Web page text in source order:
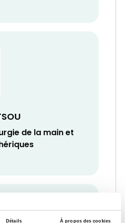
Détails À propos des cookies
de la main et